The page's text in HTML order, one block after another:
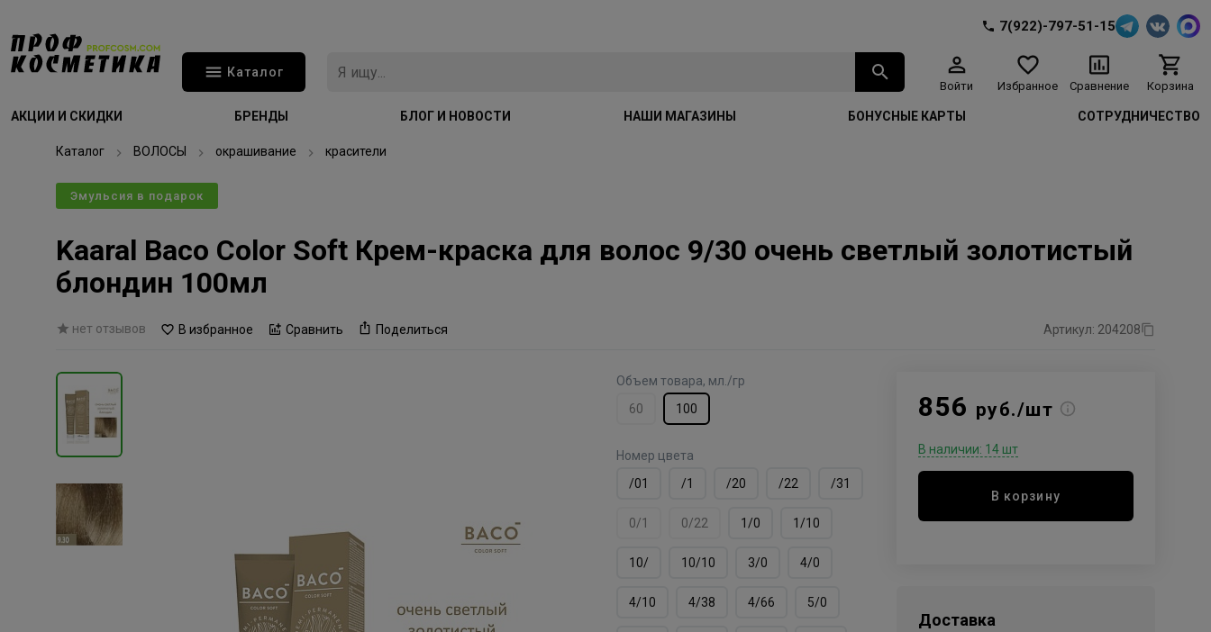
7(922)-797-51-15
Каталог
Войти Избранное Сравнение Корзина
АКЦИИ И СКИДКИ БРЕНДЫ БЛОГ И НОВОСТИ НАШИ МАГАЗИНЫ БОНУСНЫЕ КАРТЫ СОТРУДНИЧЕСТВО
Каталог ВОЛОСЫ окрашивание красители
Эмульсия в подарок
Kaaral Baco Color Soft Крем-краска для волос 9/30 очень светлый золотистый
блондин 100мл
нет отзывов В избранное Сравнить Поделиться Артикул: 204208
Объем товара, мл./гр
60
100
Номер цвета
/01
/1 /20 /22 /31
0/1 0/22 1/0 1/10
10/ 10/10 3/0 4/0
4/10 4/38 4/66 5/0
856 руб./шт
В наличии: 14 шт
В корзину
Доставка